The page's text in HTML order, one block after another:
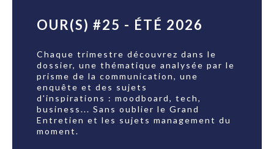
OUR(S) #25 - ÉTÉ 2026
Chaque trimestre découvrez dans le
dossier, une thématique analysée par le
prisme de la communication, une
enquête et des sujets
d'inspirations : moodboard, tech,
business... Sans oublier le Grand
Entretien et les sujets management du
moment.